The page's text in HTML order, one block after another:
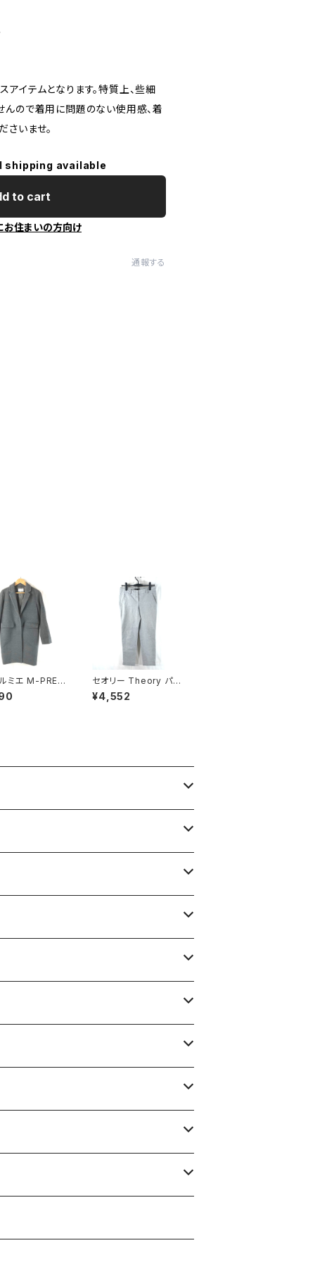
イテムとなります。特質上、些細
んので着用に問題のない使用感、着
さいませ。
shipping available
to cart
お住まいの方向け
通報する
ミエ M-PREM
ト 日本製 無地
ボタン ポケット
セオリー Theory パン
ツ 白黒鹿の子生地 7号
900582
¥4,552